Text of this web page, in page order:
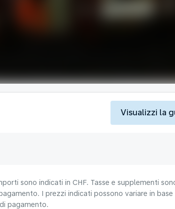
Visualizzi la
sono indicati in CHF. Tasse e supplementi
I prezzi indicati possono variare in
pagamento.